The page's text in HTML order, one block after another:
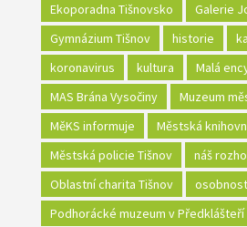
Ekoporadna Tišnovsko
Galerie
Gymnázium Tišnov
historie
koronavirus
kultura
Malá
MAS Brána Vysočiny
Muzeum
MěKS informuje
Městská
Městská policie Tišnov
náš
Oblastní charita Tišnov
Podhorácké muzeum v Předklášteří